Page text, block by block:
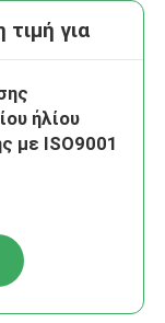
για
ήλίου
με ISO9001